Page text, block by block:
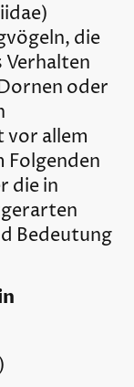
die
oder
vor allem
Folgenden
die in
Bedeutung
)